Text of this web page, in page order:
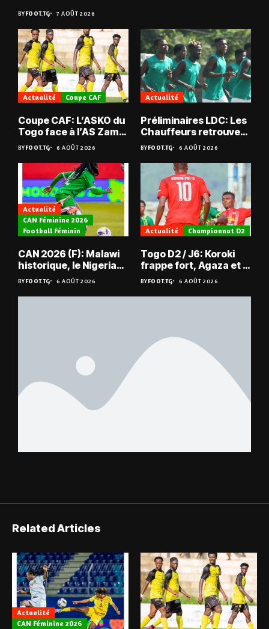
BYFOOT.TG 7 AOÛT 2026
Actualité Coupe CAF
Coupe CAF: L’ASKO du
Togo face à l’AS Zam
du Niger
BYFOOT.TG 6 AOÛT 2026
Actualité
Préliminaires LDC: Les
Chauffeurs retrouvent
les Mimos
BYFOOT.TG 6 AOÛT 2026
Actualité
CAN Féminine 2026
Football Féminin
CAN 2026 (F): Malawi
historique, le Nigeria
sauvé, la Zambie
éliminée
BYFOOT.TG 6 AOÛT 2026
Actualité Championnat D2
Togo D2 / J6: Koroki
frappe fort, Agaza et la
JCA assurent,
suspense avant Sara
FC – Doumbé FC
BYFOOT.TG 6 AOÛT 2026
Related Articles
Actualité
CAN Féminine 2026